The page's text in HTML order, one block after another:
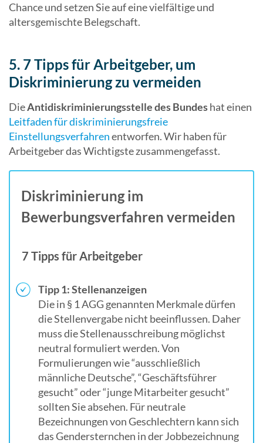
Chance und setzen Sie auf eine vielfältige und
altersgemischte Belegschaft.
5. 7 Tipps für Arbeitgeber, um
Diskriminierung zu vermeiden
DieAntidiskriminierungsstelle des Bundeshat einen
Leitfaden für diskriminierungsfreie
Einstellungsverfahrenentworfen. Wir haben für
Arbeitgeber das Wichtigste zusammengefasst.
Diskriminierung im
Bewerbungsverfahren vermeiden
7 Tipps für Arbeitgeber
Tipp 1: Stellenanzeigen
Die in § 1 AGG genannten Merkmale dürfen
die Stellenvergabe nicht beeinflussen. Daher
muss die Stellenausschreibung möglichst
neutral formuliert werden. Von
Formulierungen wie “ausschließlich
männliche Deutsche”, “Geschäftsführer
gesucht” oder “junge Mitarbeiter gesucht”
sollten Sie absehen. Für neutrale
Bezeichnungen von Geschlechtern kann sich
das Gendersternchen in der Jobbezeichnung